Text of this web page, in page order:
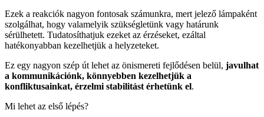
Ezek a reakciók nagyon fontosak számunkra, mert jelező lámpaként
szolgálhat, hogy valamelyik szükségletünk vagy határunk
sérülhetett. Tudatosíthatjuk ezeket az érzéseket, ezáltal
hatékonyabban kezelhetjük a helyzeteket.
Ez egy nagyon szép út lehet az önismereti fejlődésen belül, javulhat
a kommunikációnk, könnyebben kezelhetjük a
konfliktusainkat, érzelmi stabilitást érhetünk el.
Mi lehet az első lépés?